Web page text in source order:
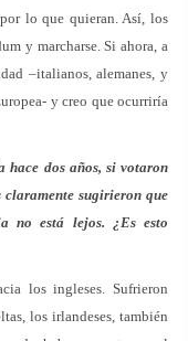
lo que quieran. Así, los
y marcharse. Si ahora, a
–italianos, alemanes, y
y creo que ocurriría
hace dos años, si votaron
sugirieron que
no está lejos. ¿Es esto
los ingleses. Sufrieron
los irlandeses, también